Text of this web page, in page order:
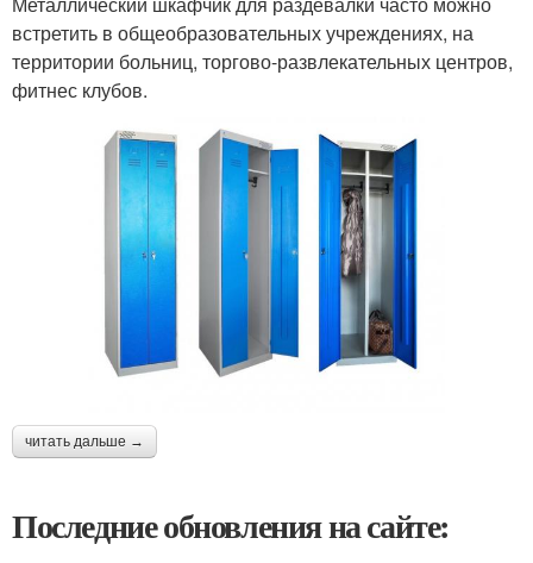
встретить в общеобразовательных учреждениях, на
территории больниц, торгово-развлекательных центров,
фитнес клубов.
читать дальше →
Последние обновления на сайте: